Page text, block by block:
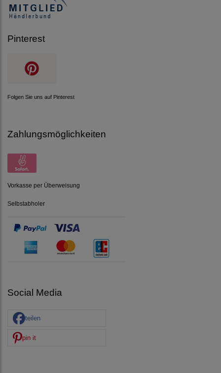
Pinterest
Folgen Sie uns auf Pinterest
Zahlungsmöglichkeiten
Vorkasse per Überweisung
Selbstabholer
Social Media
teilen
pin it